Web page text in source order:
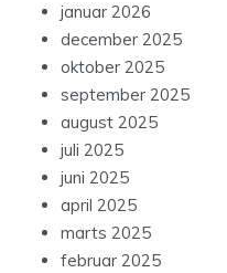
januar 2026
december 2025
oktober 2025
september 2025
august 2025
juli 2025
juni 2025
april 2025
marts 2025
februar 2025